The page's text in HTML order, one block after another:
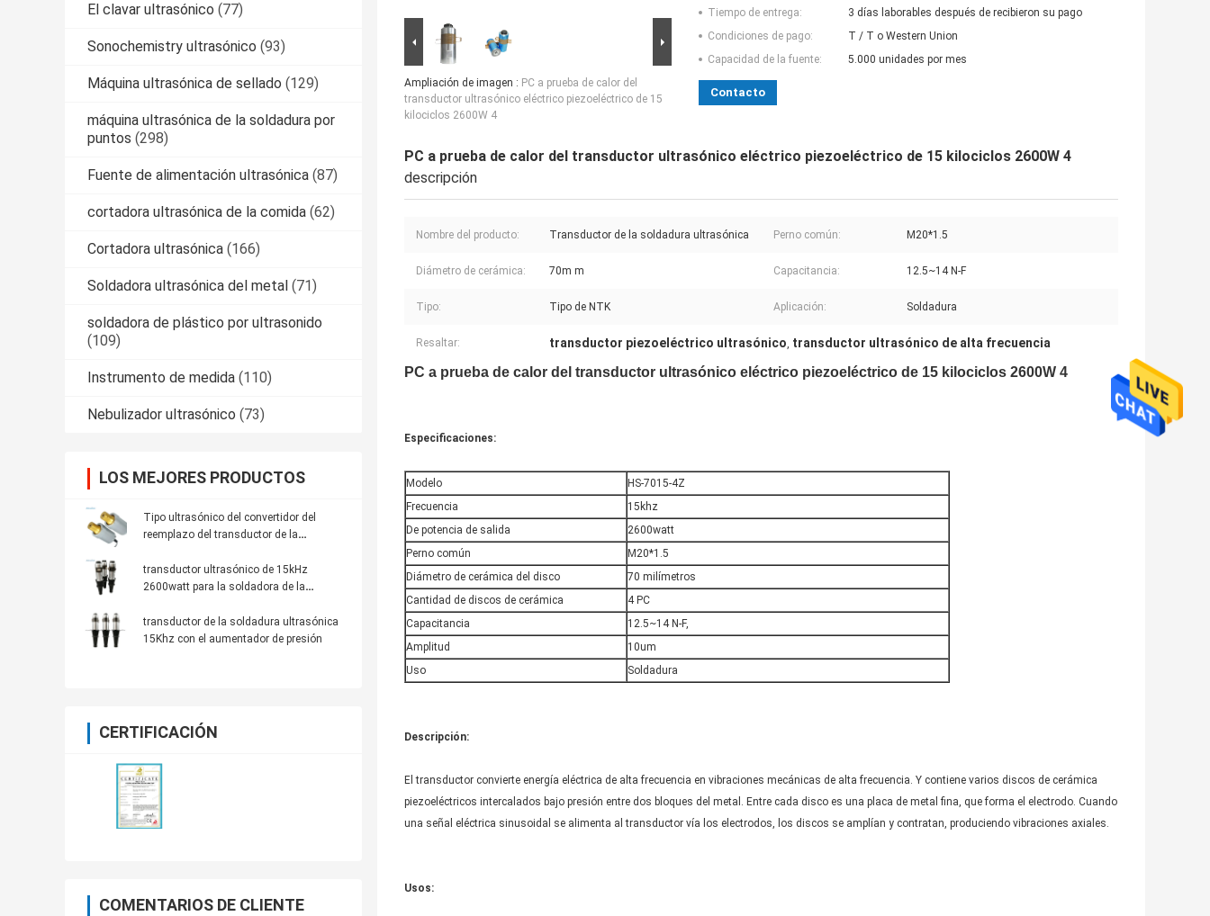
El clavar ultrasónico (77)
Sonochemistry ultrasónico (93)
Máquina ultrasónica de sellado (129)
máquina ultrasónica de la soldadura por
puntos (298)
Fuente de alimentación ultrasónica (87)
cortadora ultrasónica de la comida (62)
Cortadora ultrasónica (166)
Soldadora ultrasónica del metal (71)
soldadora de plástico por ultrasonido
(109)
Instrumento de medida (110)
Nebulizador ultrasónico (73)
LOS MEJORES PRODUCTOS
Tipo ultrasónico del convertidor del
reemplazo del transductor de la
transductor ultrasónico de 15kHz
2600watt para la soldadora de la
transductor de la soldadura ultrasónica
15Khz con el aumentador de presión
CERTIFICACIÓN
COMENTARIOS DE CLIENTE
Ampliación de imagen : PC a prueba de calor del
transductor ultrasónico eléctrico piezoeléctrico de 15
kilociclos 2600W 4
Tiempo de entrega:
3 días laborables después de recibieron su pago
Condiciones de pago:
T / T o Western Union
Capacidad de la fuente:
5.000 unidades por mes
Contacto
PC a prueba de calor del transductor ultrasónico eléctrico piezoeléctrico de 15 kilociclos 2600W 4
descripción
Nombre del producto: Transductor de la soldadura ultrasónica Perno común: M20*1.5
Diámetro de cerámica: 70m m Capacitancia: 12.5~14 N-F
Tipo: Tipo de NTK Aplicación: Soldadura
Resaltar: transductor piezoeléctrico ultrasónico, transductor ultrasónico de alta frecuencia
PC a prueba de calor del transductor ultrasónico eléctrico piezoeléctrico de 15 kilociclos 2600W 4
Especificaciones:
Modelo
HS-7015-4Z
Frecuencia
15khz
De potencia de salida
2600watt
Perno común
M20*1.5
Diámetro de cerámica del disco
70 milímetros
Cantidad de discos de cerámica
4 PC
Capacitancia
12.5~14 N-F,
Amplitud
10um
Uso
Soldadura
Descripción:
El transductor convierte energía eléctrica de alta frecuencia en vibraciones mecánicas de alta frecuencia. Y contiene varios discos de cerámica
piezoeléctricos intercalados bajo presión entre dos bloques del metal. Entre cada disco es una placa de metal fina, que forma el electrodo. Cuando
una señal eléctrica sinusoidal se alimenta al transductor vía los electrodos, los discos se amplían y contratan, produciendo vibraciones axiales.
Usos: